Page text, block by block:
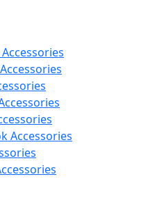
Accessories